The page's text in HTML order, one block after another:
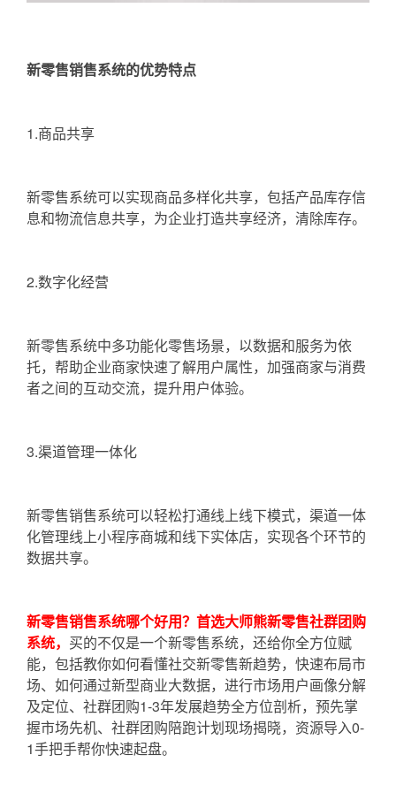
新零售销售系统的优势特点
1.商品共享
新零售系统可以实现商品多样化共享，包括产品库存信
息和物流信息共享，为企业打造共享经济，清除库存。
2.数字化经营
新零售系统中多功能化零售场景，以数据和服务为依
托，帮助企业商家快速了解用户属性，加强商家与消费
者之间的互动交流，提升用户体验。
3.渠道管理一体化
新零售销售系统可以轻松打通线上线下模式，渠道一体
化管理线上小程序商城和线下实体店，实现各个环节的
数据共享。
新零售销售系统哪个好用？首选大师熊新零售社群团购
系统， 买的不仅是一个新零售系统，还给你全方位赋
能，包括教你如何看懂社交新零售新趋势，快速布局市
场、如何通过新型商业大数据，进行市场用户画像分解
及定位、社群团购1-3年发展趋势全方位剖析，预先掌
握市场先机、社群团购陪跑计划现场揭晓，资源导入0-
1手把手帮你快速起盘。